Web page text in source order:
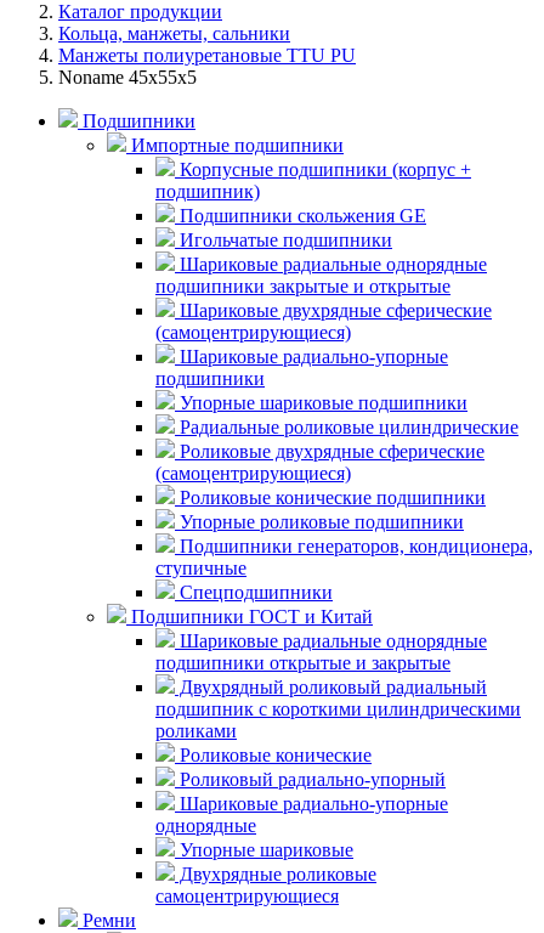
Каталог продукции
Кольца, манжеты, сальники
Манжеты полиуретановые TTU PU
Noname 45x55x5
Подшипники
Импортные подшипники
Корпусные подшипники (корпус +
подшипник)
Подшипники скольжения GE
Игольчатые подшипники
Шариковые радиальные однорядные
подшипники закрытые и открытые
Шариковые двухрядные сферические
(самоцентрирующиеся)
Шариковые радиально-упорные
подшипники
Упорные шариковые подшипники
Радиальные роликовые цилиндрические
Роликовые двухрядные сферические
(самоцентрирующиеся)
Роликовые конические подшипники
Упорные роликовые подшипники
Подшипники генераторов, кондиционера,
ступичные
Спецподшипники
Подшипники ГОСТ и Китай
Шариковые радиальные однорядные
подшипники открытые и закрытые
Двухрядный роликовый радиальный
подшипник с короткими цилиндрическими
роликами
Роликовые конические
Роликовый радиально-упорный
Шариковые радиально-упорные
однорядные
Упорные шариковые
Двухрядные роликовые
самоцентрирующиеся
Ремни